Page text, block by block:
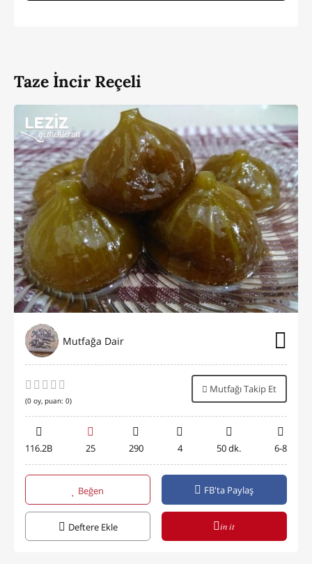
Taze İncir Reçeli
Mutfağa Dair
(0 oy, puan: 0)
Mutfağı Takip Et
116.2B 25 290 4 50 dk. 6-8
Beğen FB'ta Paylaş
Deftere Ekle in it